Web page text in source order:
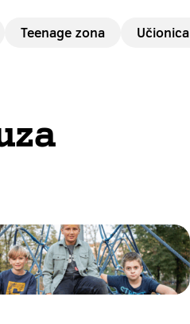
Teenage zona Učionica